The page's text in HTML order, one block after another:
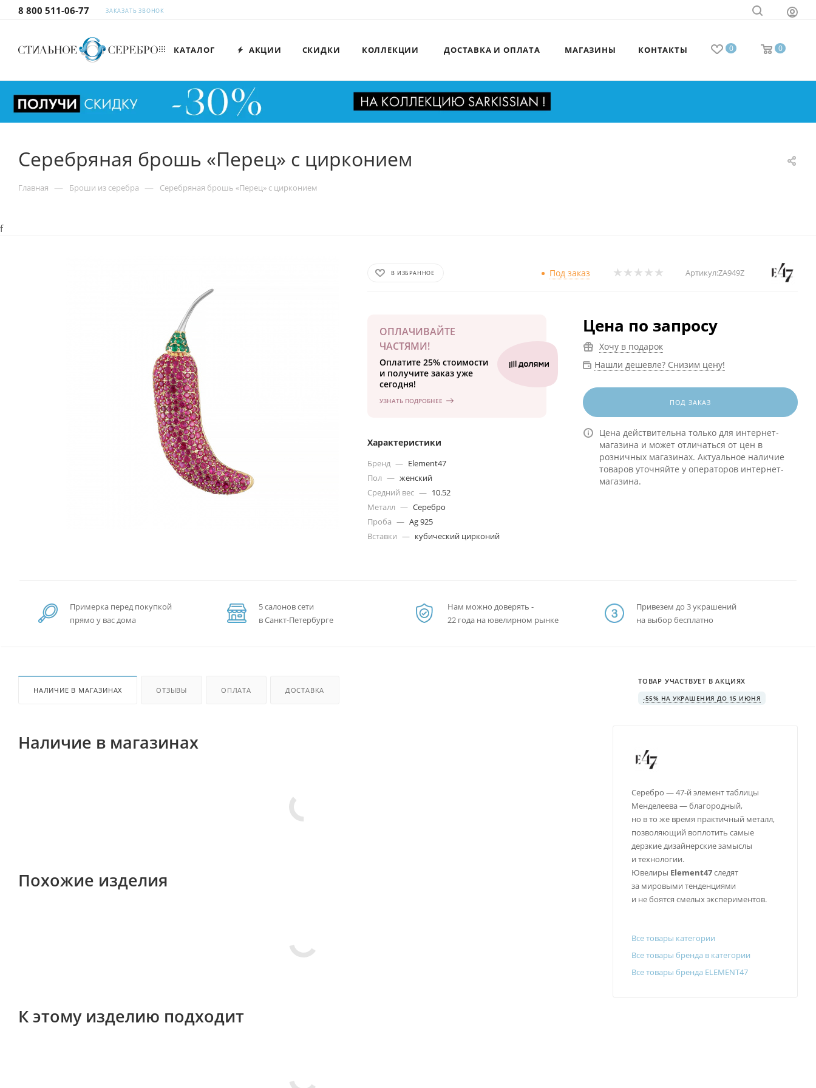
8 800 511-06-77 ЗАКАЗАТЬ ЗВОНОК
0 0
КАТАЛОГ АКЦИИ СКИДКИ КОЛЛЕКЦИИ ДОСТАВКА И ОПЛАТА МАГАЗИНЫ КОНТАКТЫ
Серебряная брошь «Перец» с цирконием
Главная — Броши из серебра — Серебряная брошь «Перец» с цирконием
f
В ИЗБРАННОЕ Под заказ Артикул:ZA949Z
ОПЛАЧИВАЙТЕ
ЧАСТЯМИ!
Оплатите 25% стоимости
и получите заказ уже
сегодня!
УЗНАТЬ ПОДРОБНЕЕ
Характеристики
Бренд — Element47
Пол — женский
Средний вес — 10.52
Металл — Серебро
Проба — Ag 925
Вставки — кубический цирконий
Цена по запросу
Хочу в подарок
Нашли дешевле? Снизим цену!
ПОД ЗАКАЗ
Цена действительна только для интернет-
магазина и может отличаться от цен в
розничных магазинах. Актуальное наличие
товаров уточняйте у операторов интернет-
магазина.
Примерка перед покупкой
прямо у вас дома
5 салонов сети
в Санкт-Петербурге
Нам можно доверять -
22 года на ювелирном рынке
Привезем до 3 украшений
на выбор бесплатно
НАЛИЧИЕ В МАГАЗИНАХ ОТЗЫВЫ ОПЛАТА ДОСТАВКА
Наличие в магазинах
Похожие изделия
К этому изделию подходит
ТОВАР УЧАСТВУЕТ В АКЦИЯХ
-55% НА УКРАШЕНИЯ ДО 15 ИЮНЯ
Серебро — 47-й элемент таблицы
Менделеева — благородный,
но в то же время практичный металл,
позволяющий воплотить самые
дерзкие дизайнерские замыслы
и технологии.
Ювелиры Element47следят
за мировыми тенденциями
и не боятся смелых экспериментов.
Все товары категории
Все товары бренда в категории
Все товары бренда ELEMENT47